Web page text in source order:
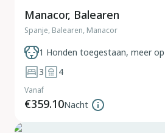
Manacor, Balearen
Spanje, Balearen, Manacor
1 Honden toegestaan, meer
3
4
Vanaf
€359.10Nacht